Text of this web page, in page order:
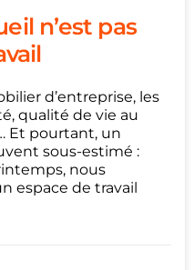
n’est pas
d’entreprise, les
qualité de vie au
Et pourtant, un
sous-estimé :
nous
espace de travail